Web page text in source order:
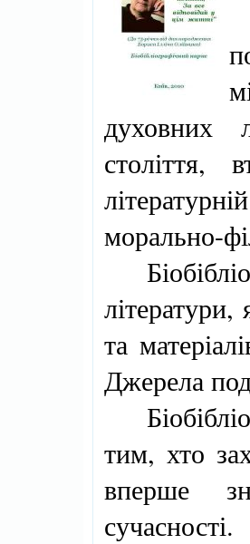
духовних
століття,
морально-
та
Джерела
тим, хто
вперше
сучасності.